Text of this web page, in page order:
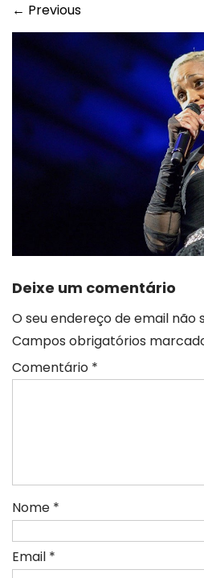
← Previous
Deixe um comentário
O seu endereço de email não
Campos obrigatórios
Comentário *
Nome *
Email *